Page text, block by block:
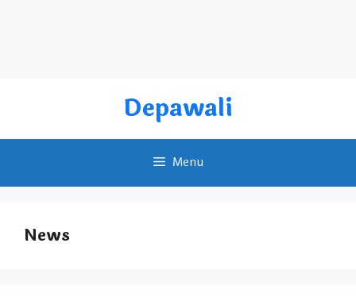
content
Depawali
Menu
News